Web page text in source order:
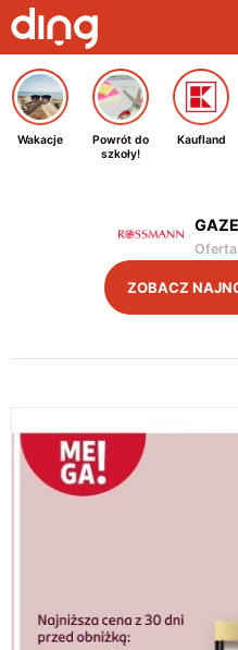
Wakacje
Powrót do
szkoły!
Kaufland
ZOBACZ